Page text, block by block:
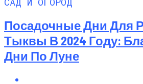
Посадочные Дни Для
Тыквы В 2024 Году:
Дни По Луне